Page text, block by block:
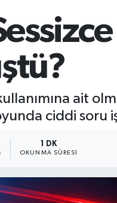
GRAM ALTIN
6618.49 2.12
13.773
ait
ciddi soru
1 DK
OKUNMA SÜRESI